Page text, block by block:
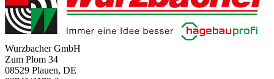
Wurzbacher GmbH
Zum Plom 34
08529 Plauen, DE